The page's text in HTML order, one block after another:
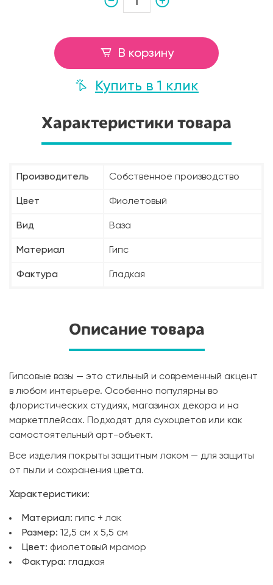
В корзину
Купить в 1 клик
Характеристики товара
Производитель Собственное производство
Цвет Фиолетовый
Вид Ваза
Материал Гипс
Фактура Гладкая
Описание товара
Гипсовые вазы — это стильный и современный акцент
в любом интерьере. Особенно популярны во
флористических студиях, магазинах декора и на
маркетплейсах. Подходят для сухоцветов или как
самостоятельный арт-объект.
Все изделия покрыты защитным лаком — для защиты
от пыли и сохранения цвета.
Характеристики:
Материал: гипс + лак
Размер: 12,5 см х 5,5 см
Цвет: фиолетовый мрамор
Фактура: гладкая